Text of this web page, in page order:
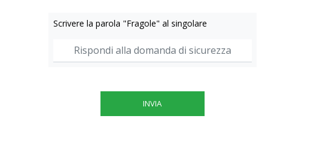
Scrivere la parola "Fragole" al singolare
INVIA